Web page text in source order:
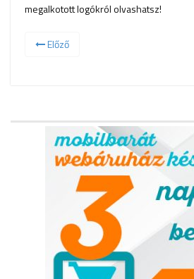
megalkotott logókról olvashatsz!
Előző